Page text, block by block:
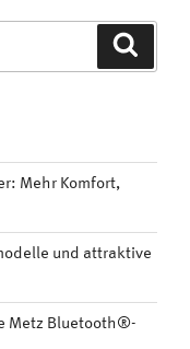
Mehr Komfort,
und attraktive
Metz Bluetooth®-